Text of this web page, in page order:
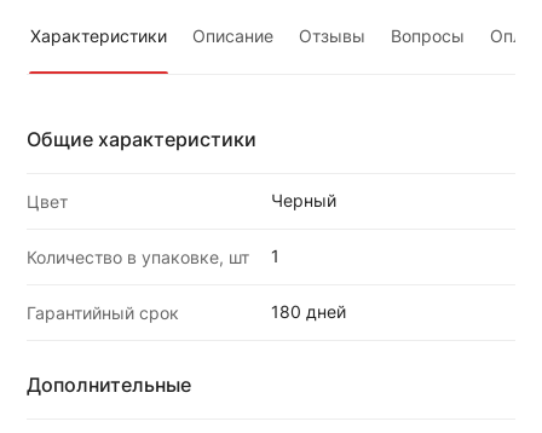
Характеристики Описание Отзывы Вопросы
Общие характеристики
Цвет Черный
Количество в упаковке, шт 1
Гарантийный срок 180 дней
Дополнительные